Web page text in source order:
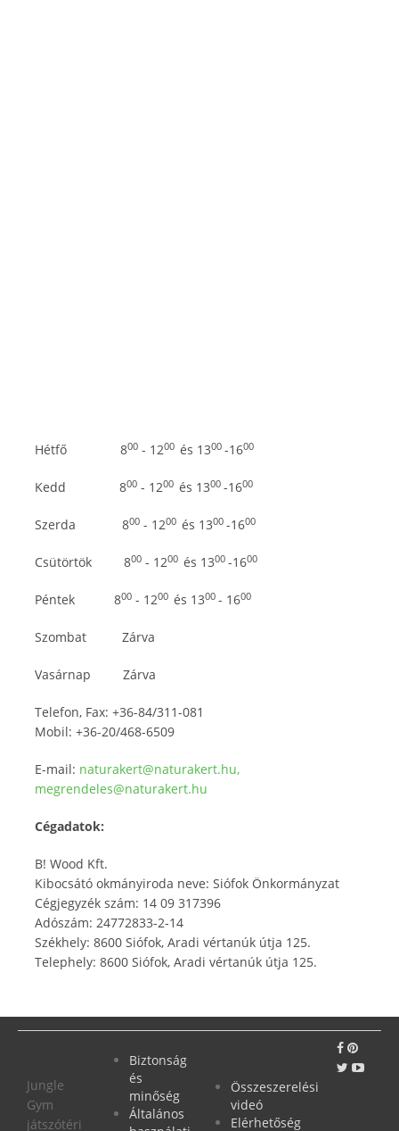
Hétfő 800 - 1200 és 1300 -1600
Kedd 800 - 1200 és 1300 -1600
Szerda 800 - 1200 és 1300 -1600
Csütörtök 800 - 1200 és 1300 -1600
Péntek 800 - 1200 és 1300 - 1600
Szombat Zárva
Vasárnap Zárva
Telefon, Fax: +36-84/311-081
Mobil: +36-20/468-6509
E-mail: naturakert@naturakert.hu,
megrendeles@naturakert.hu
Cégadatok:
B! Wood Kft.
Kibocsátó okmányiroda neve: Siófok Önkormányzat
Cégjegyzék szám: 14 09 317396
Adószám: 24772833-2-14
Székhely: 8600 Siófok, Aradi vértanúk útja 125.
Telephely: 8600 Siófok, Aradi vértanúk útja 125.
Jungle
Gym
játszótéri
Biztonság
és
minőség
Általános
Összeszerelési
videó
Elérhetőség